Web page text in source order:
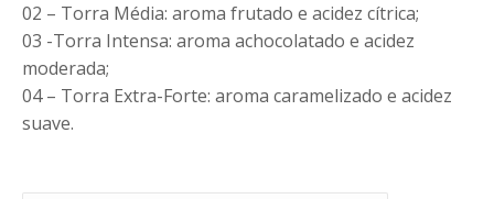
02 – Torra Média: aroma frutado e acidez cítrica;
03 -Torra Intensa: aroma achocolatado e acidez
moderada;
04 – Torra Extra-Forte: aroma caramelizado e acidez
suave.